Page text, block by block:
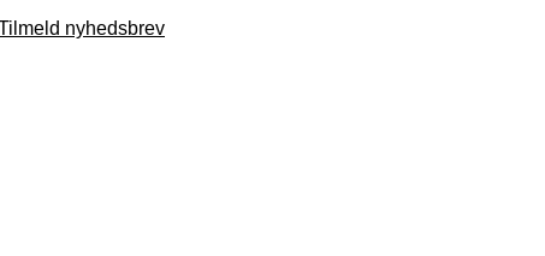
nyhedsbrev